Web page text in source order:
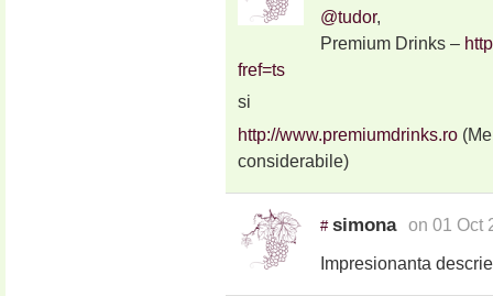
@tudor,
Premium Drinks –
fref=ts
si
http://www.premiumdrinks.ro
considerabile)
# simona on 01 Oct
Impresionanta